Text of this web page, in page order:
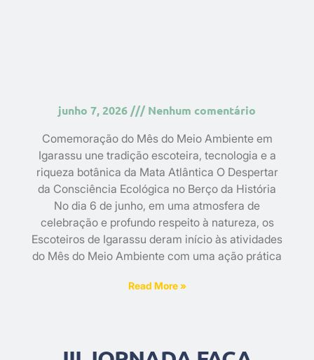
junho 7, 2026 Nenhum comentário
Comemoração do Mês do Meio Ambiente em
Igarassu une tradição escoteira, tecnologia e a
riqueza botânica da Mata Atlântica O Despertar
da Consciência Ecológica no Berço da História
No dia 6 de junho, em uma atmosfera de
celebração e profundo respeito à natureza, os
Escoteiros de Igarassu deram início às atividades
do Mês do Meio Ambiente com uma ação prática
Read More »